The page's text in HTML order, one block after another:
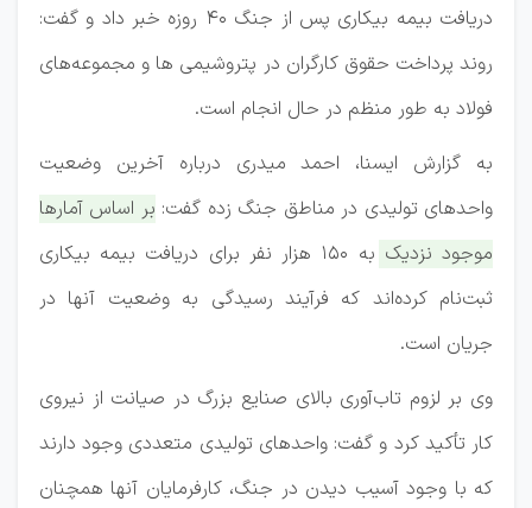
دریافت بیمه بیکاری پس از جنگ ۴۰ روزه خبر داد و گفت:
روند پرداخت حقوق کارگران در پتروشیمی ها و مجموعه‌های
فولاد به طور منظم در حال انجام است.
به گزارش ایسنا، احمد میدری درباره آخرین وضعیت
واحدهای تولیدی در مناطق جنگ زده گفت: بر اساس آمارها
موجود نزدیک به ۱۵۰ هزار نفر برای دریافت بیمه بیکاری
ثبت‌نام کرده‌اند که فرآیند رسیدگی به وضعیت آنها در
جریان است.
وی بر لزوم تاب‌آوری بالای صنایع بزرگ در صیانت از نیروی
کار تأکید کرد و گفت: واحدهای تولیدی متعددی وجود دارند
که با وجود آسیب دیدن در جنگ، کارفرمایان آنها همچنان